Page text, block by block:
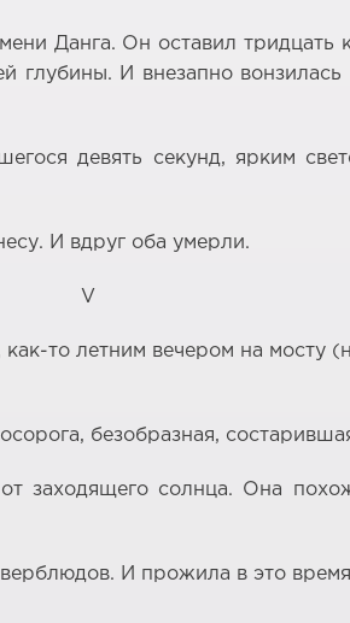
Данга. Он оставил
глубины. И внезапно
девять секунд, ярким
И вдруг оба умерли.
V
то летним вечером на
безобразная,
заходящего солнца. Она
И прожила в это